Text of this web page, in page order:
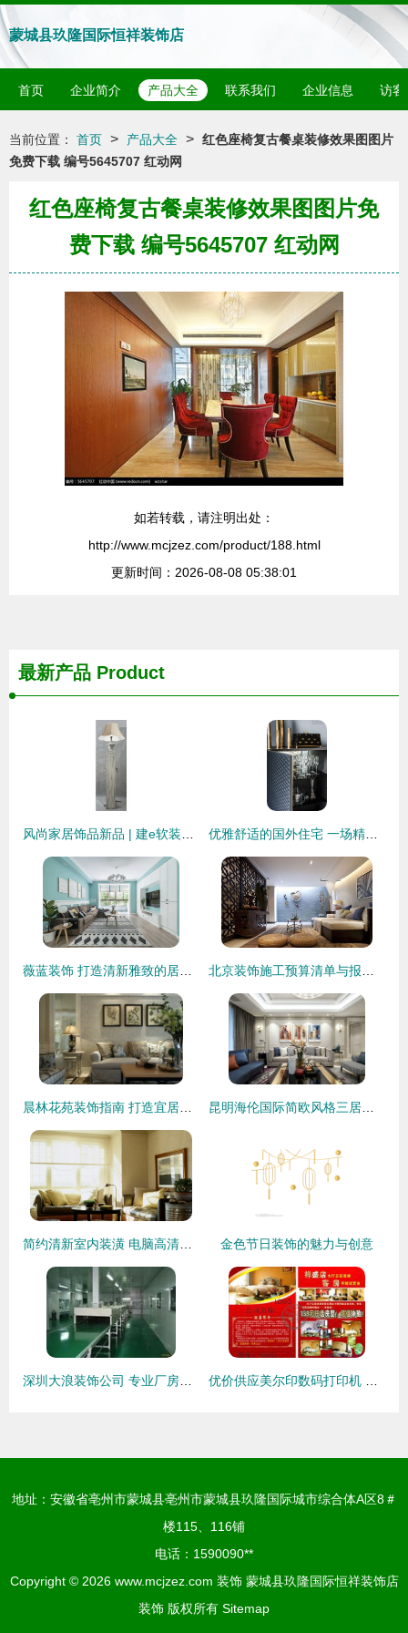
蒙城县玖隆国际恒祥装饰店
首页 企业简介 产品大全 联系我们 企业信息 访客
当前位置： 首页 > 产品大全 > 红色座椅复古餐桌装修效果图图片
免费下载 编号5645707 红动网
红色座椅复古餐桌装修效果图图片免
费下载 编号5645707 红动网
如若转载，请注明出处：
http://www.mcjzez.com/product/188.html
更新时间：2026-08-08 05:38:01
最新产品 Product
金色节日装饰的魅力与创意
地址：安徽省亳州市蒙城县亳州市蒙城县玖隆国际城市综合体A区8＃
楼115、116铺
电话：1590090**
Copyright © 2026 www.mcjzez.com 装饰 蒙城县玖隆国际恒祥装饰店
装饰 版权所有 Sitemap